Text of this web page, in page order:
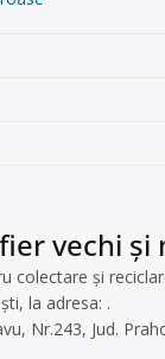
vechi
colectare și
la adresa: .
Nr.243, Jud.